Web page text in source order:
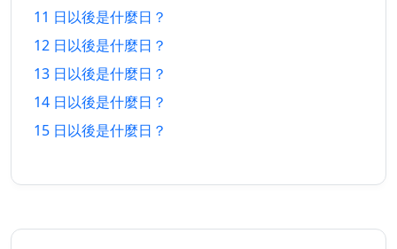
11 日
以前
26/7/2026
12 日
以前
25/7/2026
以前
以後
11 日以後是什麼日？
12 日以後是什麼日？
13 日以後是什麼日？
14 日以後是什麼日？
15 日以後是什麼日？